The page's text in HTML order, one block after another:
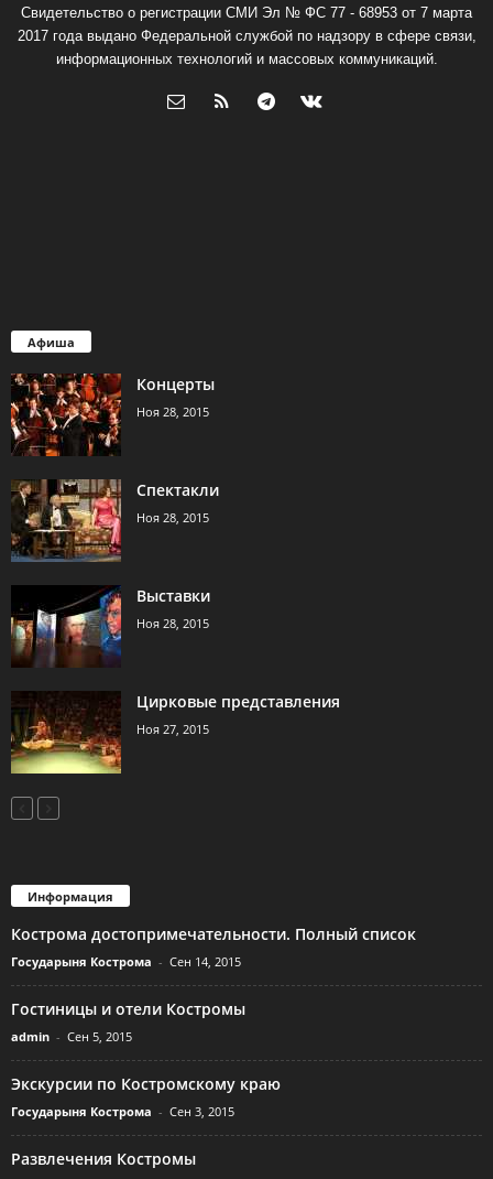
Свидетельство о регистрации СМИ Эл № ФС 77 - 68953 от 7 марта
2017 года выдано Федеральной службой по надзору в сфере связи,
информационных технологий и массовых коммуникаций.
Афиша
Концерты
Ноя 28, 2015
Спектакли
Ноя 28, 2015
Выставки
Ноя 28, 2015
Цирковые представления
Ноя 27, 2015
Информация
Кострома достопримечательности. Полный список
Государыня Кострома - Сен 14, 2015
Гостиницы и отели Костромы
admin - Сен 5, 2015
Экскурсии по Костромскому краю
Государыня Кострома - Сен 3, 2015
Развлечения Костромы